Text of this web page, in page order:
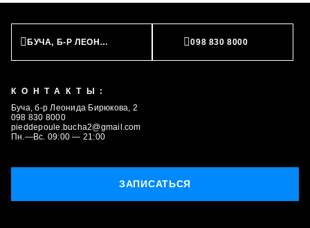
БУЧА, Б-Р ЛЕОНИДА БИРЮКОВА, 2 098 830 8000
КОНТАКТЫ:
Буча, б-р Леонида Бирюкова, 2
098 830 8000
pieddepoule.bucha2@gmail.com
Пн.—Вс. 09:00 — 21:00
ЗАПИСАТЬСЯ